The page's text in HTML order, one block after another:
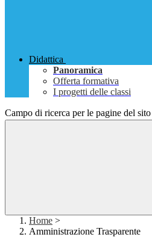
Didattica
Panoramica
Offerta formativa
I progetti delle classi
Campo di ricerca per le pagine del sito
Home >
Amministrazione Trasparente